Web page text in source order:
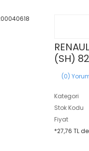
(SH)
(0)
Kategori
Stok Kodu
Fiyat
*27,76 TL